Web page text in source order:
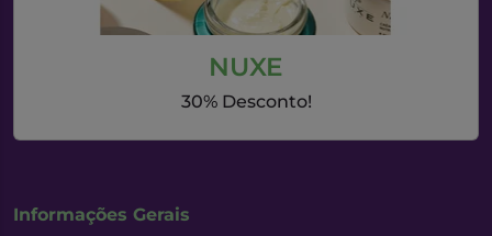
NUXE
30% Desconto!
Informações Gerais